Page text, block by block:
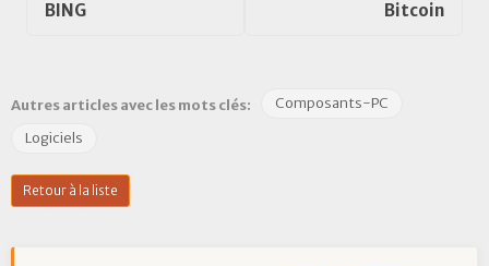
BING Bitcoin
Autres articles avec les mots clés:
Composants-PC
Logiciels
Retour à la liste